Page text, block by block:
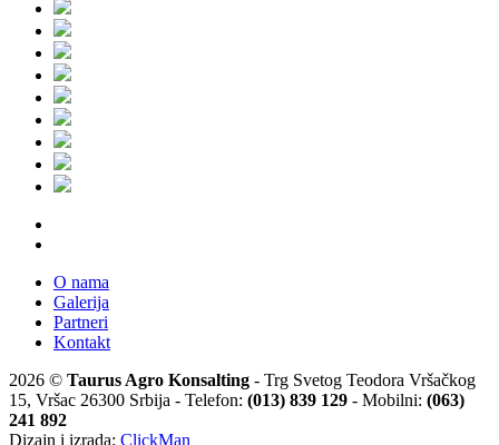
O nama
Galerija
Partneri
Kontakt
2026 © Taurus Agro Konsalting - Trg Svetog Teodora Vršačkog
15, Vršac 26300 Srbija - Telefon: (013) 839 129 - Mobilni: (063)
241 892
Dizajn i izrada: ClickMan